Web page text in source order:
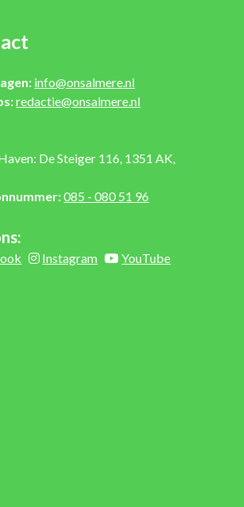
info@onsalmere.nl
redactie@onsalmere.nl
De Steiger 116, 1351 AK,
085 - 080 51 96
Instagram YouTube